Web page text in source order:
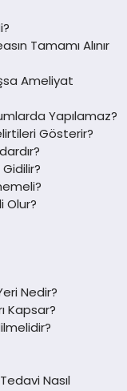
Tamamı Alınır
Ameliyat
Yapılamaz?
Gösterir?
Olur?
Nedir?
Kapsar?
Nasıl